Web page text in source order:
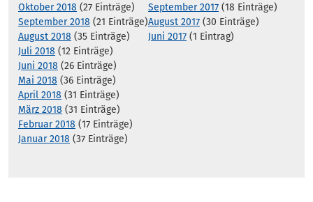
Oktober 2018 (27 Einträge)
September 2018 (21 Einträge)
August 2018 (35 Einträge)
Juli 2018 (12 Einträge)
Juni 2018 (26 Einträge)
Mai 2018 (36 Einträge)
April 2018 (31 Einträge)
März 2018 (31 Einträge)
Februar 2018 (17 Einträge)
Januar 2018 (37 Einträge)
September 2017 (18 Einträge)
August 2017 (30 Einträge)
Juni 2017 (1 Eintrag)